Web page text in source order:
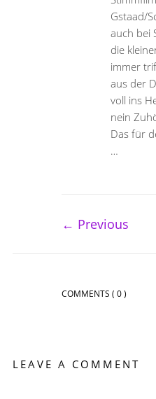
Gstaad/
auch bei
die
immer
aus der
voll ins
nein
Das für
…
← Previous
COMMENTS ( 0 )
LEAVE A COMMENT